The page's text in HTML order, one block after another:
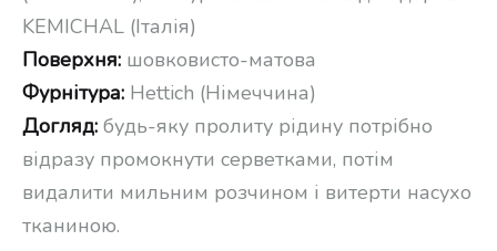
KEMICHAL (Італія)
Поверхня: шовковисто-матова
Фурнітура: Hettich (Німеччина)
Догляд: будь-яку пролиту рідину потрібно
відразу промокнути серветками, потім
видалити мильним розчином і витерти насухо
тканиною.